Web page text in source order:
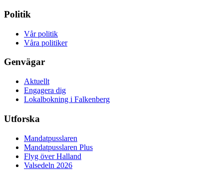
Politik
Vår politik
Våra politiker
Genvägar
Aktuellt
Engagera dig
Lokalbokning i Falkenberg
Utforska
Mandatpusslaren
Mandatpusslaren Plus
Flyg över Halland
Valsedeln 2026